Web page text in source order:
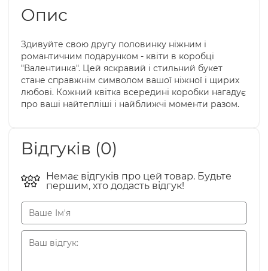
Опис
Здивуйте свою другу половинку ніжним і
романтичним подарунком - квіти в коробці
"Валентинка". Цей яскравий і стильний букет
стане справжнім символом вашої ніжної і щирих
любові. Кожний квітка всередині коробки нагадує
про ваші найтепліші і найближчі моменти разом.
Відгуків (0)
Немає відгуків про цей товар. Будьте
першим, хто додасть відгук!